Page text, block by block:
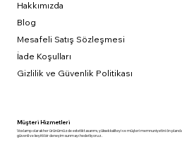
Hakkımızda
Blog
Mesafeli Satış Sözleşmesi
İade Koşulları
Gizlilik ve Güvenlik Politikası
Müşteri Hizmetleri
Voxlamp olarak her ürünümüzde estetik tasarımı, yüksek kaliteyi ve müşteri memnuniyetini ön
güvenli ve keyifli bir deneyim sunmayı hedefliyoruz.